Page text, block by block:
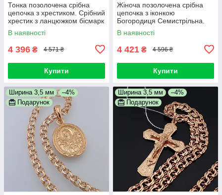
Тонка позолочена срібна
цепочка з хрестиком. Срібний
хрестик з ланцюжком бісмарк
позолота 585. 55 см
В наявності
4 396 ₴ 4 571 ₴
Купити
Жіноча позолочена срібна
цепочка з іконкою
Богородиця Семистрільна.
Кулон і ланцюжок 925 проба
50 см
В наявності
4 421 ₴ 4 596 ₴
Купити
Ширина 3,5 мм
–4%
Подарунок
Ширина 3,5 мм
–4%
Подарунок